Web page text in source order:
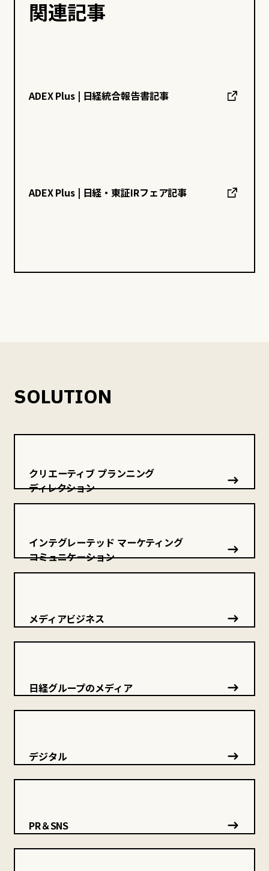
関連記事
ADEX Plus | 日経統合報告書記事
ADEX Plus | 日経・東証IRフェア記事
SOLUTION
クリエーティブ プランニング
ディレクション
インテグレーテッド マーケティング
コミュニケーション
メディアビジネス
日経グループのメディア
デジタル
PR＆SNS